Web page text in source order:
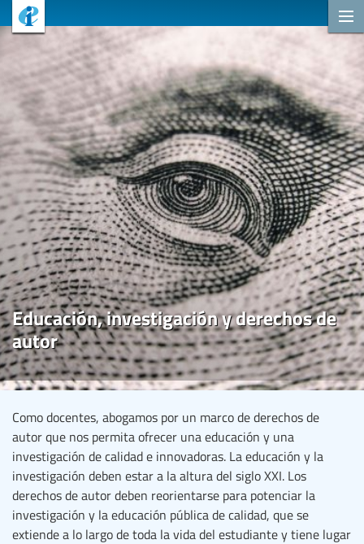
Educación, investigación y derechos de
autor
Como docentes, abogamos por un marco de derechos de
autor que nos permita ofrecer una educación y una
investigación de calidad e innovadoras. La educación y la
investigación deben estar a la altura del siglo XXI. Los
derechos de autor deben reorientarse para potenciar la
investigación y la educación pública de calidad, que se
extiende a lo largo de toda la vida del estudiante y tiene lugar